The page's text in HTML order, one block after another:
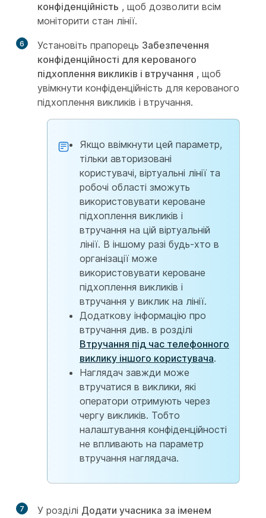
конфіденційність , щоб дозволити всім
моніторити стан лінії.
6 Установіть прапорець Забезпечення
конфіденційності для керованого
підхоплення викликів і втручання , щоб
увімкнути конфіденційність для керованого
підхоплення викликів і втручання.
Якщо ввімкнути цей параметр,
тільки авторизовані
користувачі, віртуальні лінії та
робочі області зможуть
використовувати кероване
підхоплення викликів і
втручання на цій віртуальній
лінії. В іншому разі будь-хто в
організації може
використовувати кероване
підхоплення викликів і
втручання у виклик на лінії.
Додаткову інформацію про
втручання див. в розділі
Втручання під час телефонного
виклику іншого користувача.
Наглядач завжди може
втручатися в виклики, які
оператори отримують через
чергу викликів. Тобто
налаштування конфіденційності
не впливають на параметр
втручання наглядача.
7 У розділі Додати учасника за іменем